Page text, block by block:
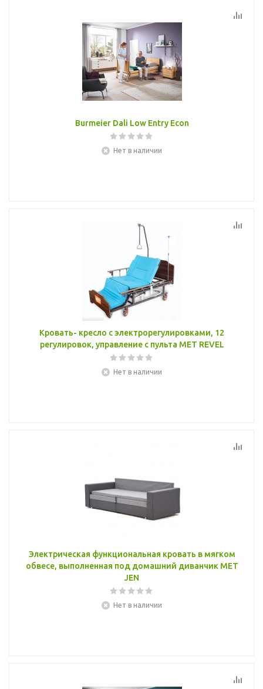
Burmeier Dali Low Entry Econ
Нет в наличии
Кровать- кресло с электрорегулировками, 12
регулировок, управление с пульта MET REVEL
Нет в наличии
Электрическая функциональная кровать в мягком
обвесе, выполненная под домашний диванчик MET
JEN
Нет в наличии